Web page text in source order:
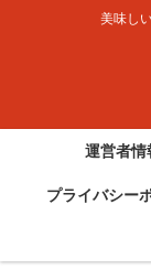
美味し
運営者情
プライバシー